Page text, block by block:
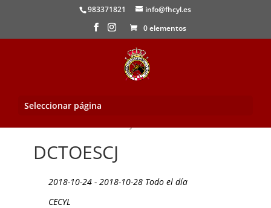
983371821
info@fhcyl.es
0 elementos
Seleccionar página
DCTOESCJ
2018-10-24 - 2018-10-28 Todo el día
CECYL